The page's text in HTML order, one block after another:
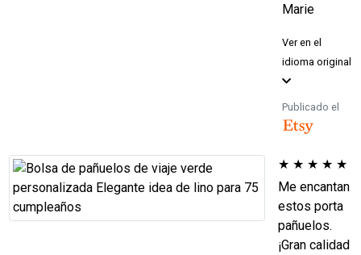
Marie
Ver en el
idioma original
Publicado el
★ ★ ★ ★ ★
Me encantan
estos porta
pañuelos.
¡Gran calidad